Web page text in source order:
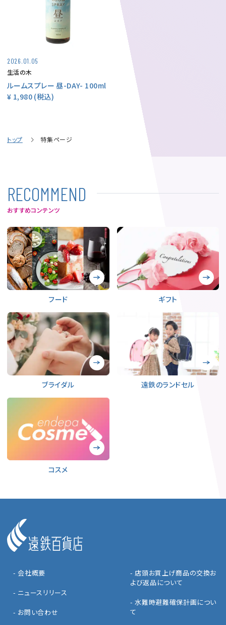
2026.01.05
生活の木
ルームスプレー 昼-DAY- 100ml
¥ 1,980 (税込)
トップ 特集ページ
RECOMMEND
おすすめコンテンツ
フード ギフト
ブライダル 遠鉄のランドセル
コスメ
- 会社概要
- ニュースリリース
- お問い合わせ
- 店頭お買上げ商品の交換お
よび返品について
- 水難時避難確保計画につい
て